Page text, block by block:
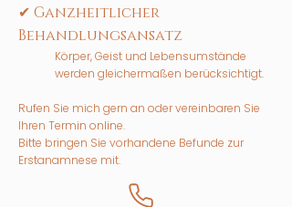
✔ Ganzheitlicher
Behandlungsansatz
Körper, Geist und Lebensumstände
werden gleichermaßen berücksichtigt.
Rufen Sie mich gern an oder vereinbaren Sie
Ihren Termin online.
Bitte bringen Sie vorhandene Befunde zur
Erstanamnese mit.